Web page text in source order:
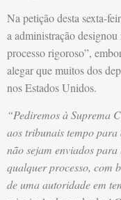
Na petição desta sexta-
a administração
processo rigoroso”,
alegar que muitos dos
nos Estados Unidos.
“Pediremos à Suprema
aos tribunais tempo
não sejam enviados
qualquer processo, com
de uma autoridade em